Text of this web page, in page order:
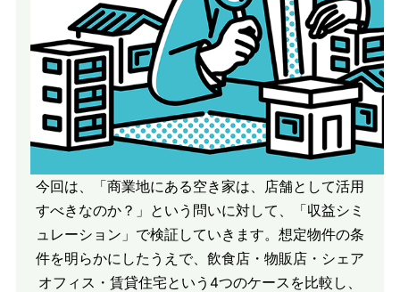
今回は、「商業地にある空き家は、店舗として活用
すべきなのか？」という問いに対して、「収益シミ
ュレーション」で検証していきます。想定物件の条
件を明らかにしたうえで、飲食店・物販店・シェア
オフィス・賃貸住宅という4つのケースを比較し、